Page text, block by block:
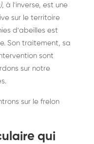
, à l'inverse, est une
sur le territoire
d'abeilles est
Son traitement, sa
sont
sur notre
.
sur le frelon
qui